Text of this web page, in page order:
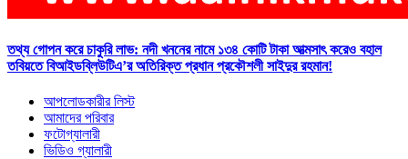
তথ্য গোপন করে চাকুরি লাভ: নদী খননের নামে ১৩৪ কোটি টাকা আত্মসাৎ করেও বহাল
তবিয়তে বিআইডব্লিউটিএ’র অতিরিক্ত প্রধান প্রকৌশলী সাইদুর রহমান!
আপলোডকারীর লিস্ট
আমাদের পরিবার
ফটোগ্যালারী
ভিডিও গ্যালারী